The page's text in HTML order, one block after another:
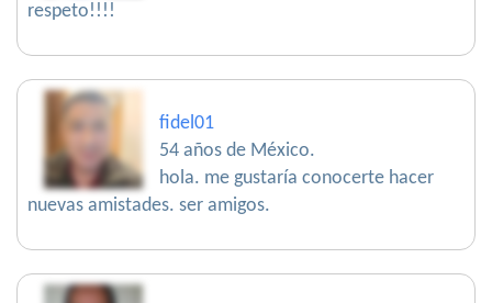
respeto!!!!
fidel01
54 años de México.
hola. me gustaría conocerte hacer
nuevas amistades. ser amigos.